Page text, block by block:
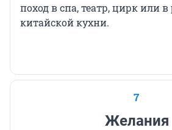
поход в спа, театр, цирк или в
китайской кухни.
7
Желания